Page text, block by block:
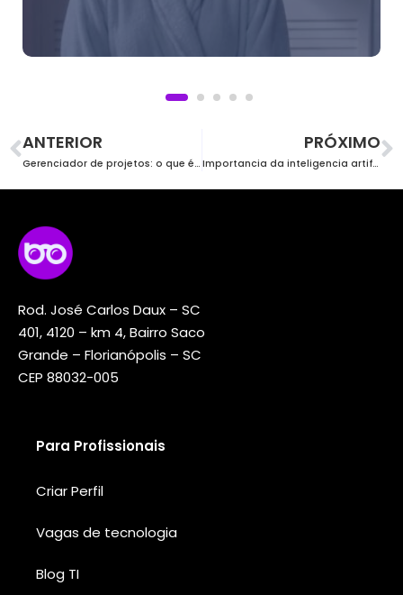
ANTERIOR
Gerenciador de projetos: o que é e como colocar em prática
PRÓXIMO
Importancia da inteligencia artificial no RH
Rod. José Carlos Daux – SC
401, 4120 – km 4, Bairro Saco
Grande – Florianópolis – SC
CEP 88032-005
Para Profissionais
Criar Perfil
Vagas de tecnologia
Blog TI